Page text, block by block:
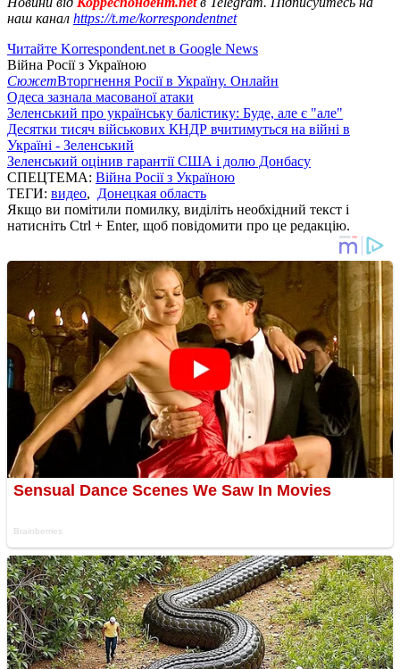
наш канал https://t.me/korrespondentnet
Читайте Korrespondent.net в Google News
Війна Росії з Україною
СюжетВторгнення Росії в Україну. Онлайн
Одеса зазнала масованої атаки
Зеленський про українську балістику: Буде, але є "але"
Десятки тисяч військових КНДР вчитимуться на війні в
Україні - Зеленський
Зеленський оцінив гарантії США і долю Донбасу
СПЕЦТЕМА: Війна Росії з Україною
ТЕГИ: видео, Донецкая область
Якщо ви помітили помилку, виділіть необхідний текст і
натисніть Ctrl + Enter, щоб повідомити про це редакцію.